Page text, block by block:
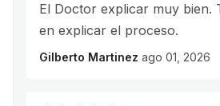
El Doctor explicar muy bien.
en explicar el proceso.
Gilberto Martinez ago 01, 2026